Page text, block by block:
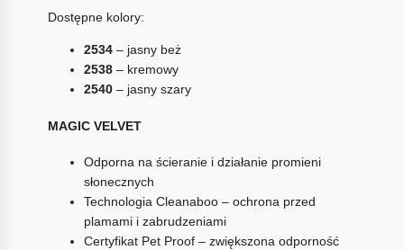
Dostępne kolory:
2534– jasny beż
2538– kremowy
2540– jasny szary
MAGIC VELVET
Odporna na ścieranie i działanie promieni
słonecznych
Technologia Cleanaboo – ochrona przed
plamami i zabrudzeniami
Certyfikat Pet Proof – zwiększona odporność